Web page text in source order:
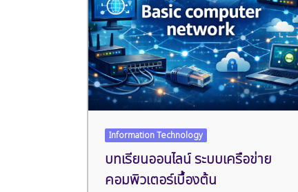
Information Technology
บทเรียนออนไลน์ ระบบเครือข่าย
คอมพิวเตอร์เบื้องต้น